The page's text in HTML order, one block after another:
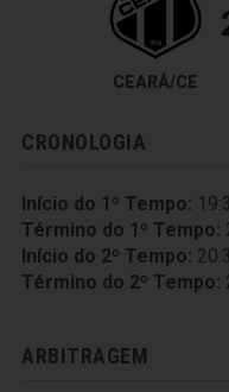
CEARÁ/CE
CRONOLOGIA
Início do 1º Tempo:
Término do 1º Tempo:
Início do 2º Tempo:
Término do 2º Tempo:
ARBITRAGEM